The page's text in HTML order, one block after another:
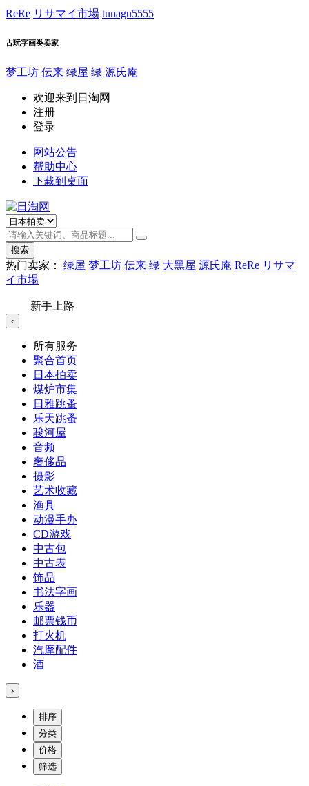
ReRe リサマイ市場 tunagu5555
古玩字画类卖家
梦工坊 伝来 绿屋 绿 源氏庵
欢迎来到日淘网
注册
登录
网站公告
帮助中心
下载到桌面
搜索
热门卖家： 绿屋 梦工坊 伝来 绿 大黑屋 源氏庵 ReRe リサマ
イ市場
新手上路
‹
所有服务
聚合首页
日本拍卖
煤炉市集
日雅跳蚤
乐天跳蚤
骏河屋
音频
奢侈品
摄影
艺术收藏
渔具
动漫手办
CD游戏
中古包
中古表
饰品
书法字画
乐器
邮票钱币
打火机
汽摩配件
酒
›
排序
分类
价格
筛选